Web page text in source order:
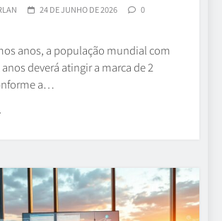
24 DE JUNHO DE 2026
0
anos, a população mundial com
deverá atingir a marca de 2
a…